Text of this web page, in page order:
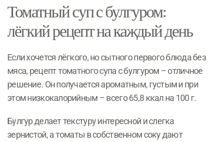
Томатный суп с булгуром:
лёгкий рецепт на каждый день
Если хочется лёгкого, но сытного первого блюда без
мяса, рецепт томатного супа с булгуром – отличное
решение. Он получается ароматным, густым и при
этом низкокалорийным – всего 65,8 ккал на 100 г.
Булгур делает текстуру интересной и слегка
зернистой, а томаты в собственном соку дают